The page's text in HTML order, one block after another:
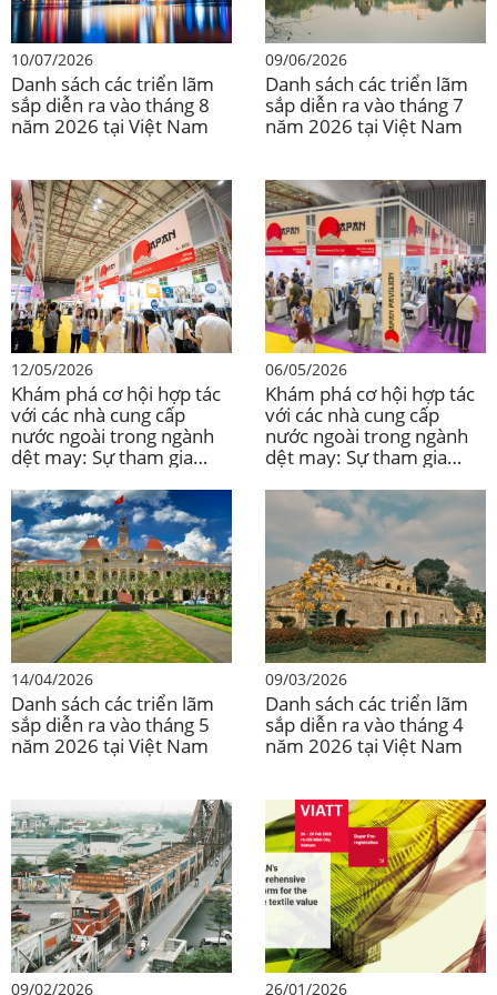
Liên hệ:Email: vivian@exporum.com.vn
| Điện thoại: (+84) 982-279-434
Liên kết:https://kmedexpo.com/
04-07 tháng 6 | TP HCM | VietBaby HCM 2026
04-07 tháng 6 | TP.HCM | VIPREMIUM HCM
2026
04-07 tháng 6 | TP.HCM | VALE 2026
Ngày 04-07 tháng 6 | TP.HCM | Hội chợ
VietEdu HCM 2026
10-12 tháng 6 | TP HCM | Plastech Việt Nam
2026
Ngày 10-12 tháng 6 | TP.HCM | Triển lãm Sơn
phủ Việt Nam
Ngày 10-12 tháng 6 | TP.HCM | Triển lãm Cao
su & Lốp xe Việt Nam
Ngày 10-12 tháng 6 | TP.HCM | Hội chợ thú
cưng Việt Nam 2026
Ngày 10-12 tháng 6 | TP.HCM | Giấy Việt Nam
2026
Ngày 10-12 tháng 6 | TP.HCM | Nông nghiệp
Việt Nam 2026
Ngày 10-12 tháng 6 | TP.HCM | Triển lãm
10/07/2026
Danh sách các triển lãm
sắp diễn ra vào tháng 8
năm 2026 tại Việt Nam
09/06/2026
Danh sách các triển lãm
sắp diễn ra vào tháng 7
năm 2026 tại Việt Nam
12/05/2026
Khám phá cơ hội hợp tác
với các nhà cung cấp
nước ngoài trong ngành
dệt may: Sự tham gia
nghiệp Việt Nam tại
VIATT 2026 với sự hỗ trợ
của B&Company (Phần 2)
06/05/2026
Khám phá cơ hội hợp tác
với các nhà cung cấp
nước ngoài trong ngành
dệt may: Sự tham gia
nghiệp Việt Nam tại
VIATT 2026 với sự hỗ trợ
của B&Company (Phần 1)
14/04/2026
Danh sách các triển lãm
sắp diễn ra vào tháng 5
năm 2026 tại Việt Nam
09/03/2026
Danh sách các triển lãm
sắp diễn ra vào tháng 4
năm 2026 tại Việt Nam
09/02/2026 26/01/2026